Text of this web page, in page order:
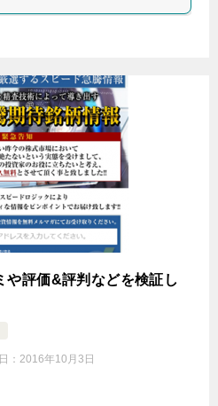
や評価&評判などを検証し
： 2016年10月3日